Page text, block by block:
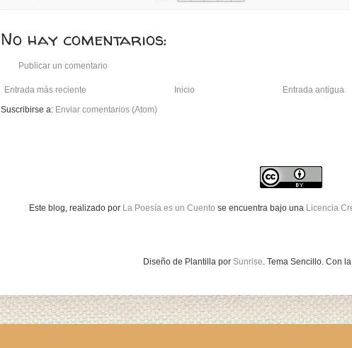
No hay comentarios:
Publicar un comentario
Entrada más reciente Entrada antigua
Inicio
Suscribirse a: Enviar comentarios (Atom)
Este blog, realizado por La Poesía es un Cuento se encuentra bajo una Licencia
Diseño de Plantilla por Sunrise. Tema Sencillo. Con